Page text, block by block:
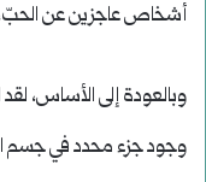
أشخاص عاجزين عن الحبّ،
وبالعودة إلى الأساس،
وجود جزء محدد في جسم